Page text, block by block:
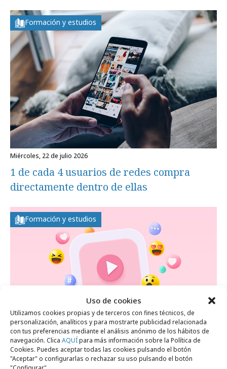
Uso de cookies
Utilizamos cookies propias y de terceros con fines técnicos, de
personalización, analíticos y para mostrarte publicidad relacionada
con tus preferencias mediante el análisis anónimo de los hábitos de
navegación. Clica AQUÍpara más información sobre la Política de
Cookies. Puedes aceptar todas las cookies pulsando el botón
"Aceptar" o configurarlas o rechazar su uso pulsando el botón
"Configurar".
Formación y estudios
miércoles, 22 de julio 2026
1 de cada 4 usuarios de redes compra
directamente dentro de ellas
Formación y estudios
jueves, 2 de julio 2026